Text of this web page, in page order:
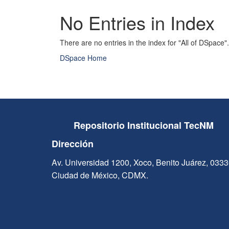
No Entries in Index
There are no entries in the index for "All of DSpace".
DSpace Home
Repositorio Institucional TecNM
Dirección
Av. Universidad 1200, Xoco, Benito Juárez,
Ciudad de México, CDMX.